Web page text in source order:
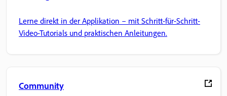
Lerne direkt in der Applikation – mit Schritt-für-Schritt-
Video-Tutorials und praktischen Anleitungen.
Community